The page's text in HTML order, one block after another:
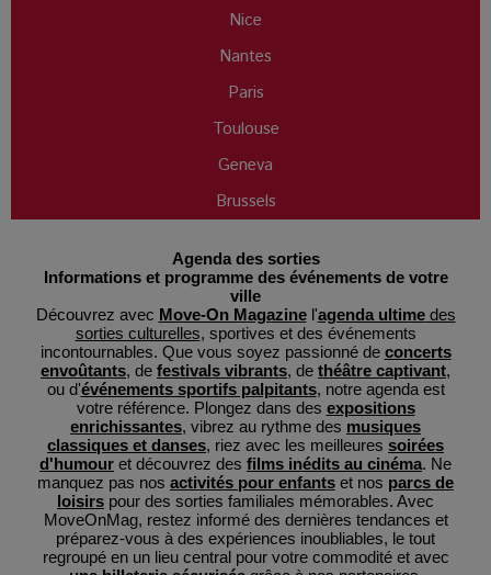
Nice
Nantes
Paris
Toulouse
Geneva
Brussels
Agenda des sorties
Informations et programme des événements de votre
ville
Découvrez avec Move-On Magazinel'agenda ultimedes
sorties culturelles, sportives et des événements
incontournables. Que vous soyez passionné de concerts
envoûtants, de festivals vibrants, de théâtre captivant,
ou d'événements sportifs palpitants, notre agenda est
votre référence. Plongez dans des expositions
enrichissantes, vibrez au rythme des musiques
classiques et danses, riez avec les meilleures soirées
d'humour et découvrez des films inédits au cinéma. Ne
manquez pas nos activités pour enfants et nos parcs de
loisirs pour des sorties familiales mémorables. Avec
MoveOnMag, restez informé des dernières tendances et
préparez-vous à des expériences inoubliables, le tout
regroupé en un lieu central pour votre commodité et avec